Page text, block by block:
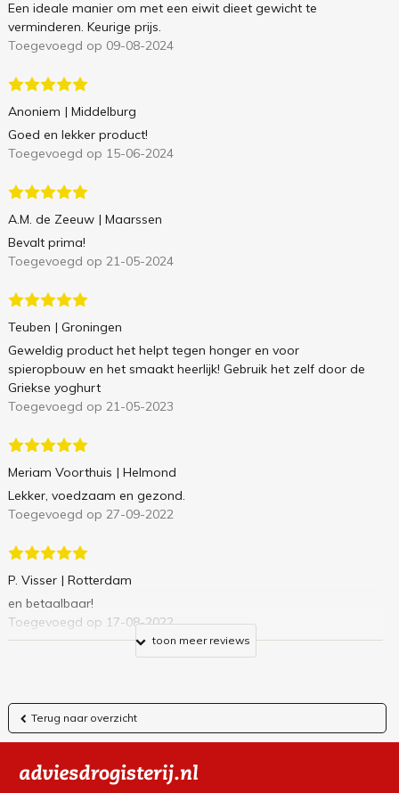
Een ideale manier om met een eiwit dieet gewicht te
verminderen. Keurige prijs.
Toegevoegd op 09-08-2024
Anoniem | Middelburg
Goed en lekker product!
Toegevoegd op 15-06-2024
A.M. de Zeeuw | Maarssen
Bevalt prima!
Toegevoegd op 21-05-2024
Teuben | Groningen
Geweldig product het helpt tegen honger en voor
spieropbouw en het smaakt heerlijk! Gebruik het zelf door de
Griekse yoghurt
Toegevoegd op 21-05-2023
Meriam Voorthuis | Helmond
Lekker, voedzaam en gezond.
Toegevoegd op 27-09-2022
P. Visser | Rotterdam
en betaalbaar!
Toegevoegd op 17-08-2022
toon meer reviews
Terug naar overzicht